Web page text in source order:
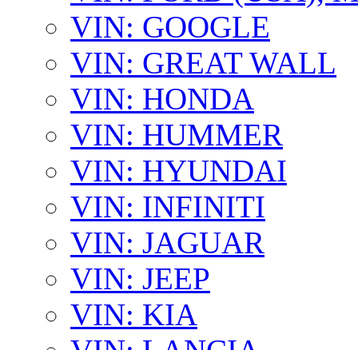
VIN: GOOGLE
VIN: GREAT WALL
VIN: HONDA
VIN: HUMMER
VIN: HYUNDAI
VIN: INFINITI
VIN: JAGUAR
VIN: JEEP
VIN: KIA